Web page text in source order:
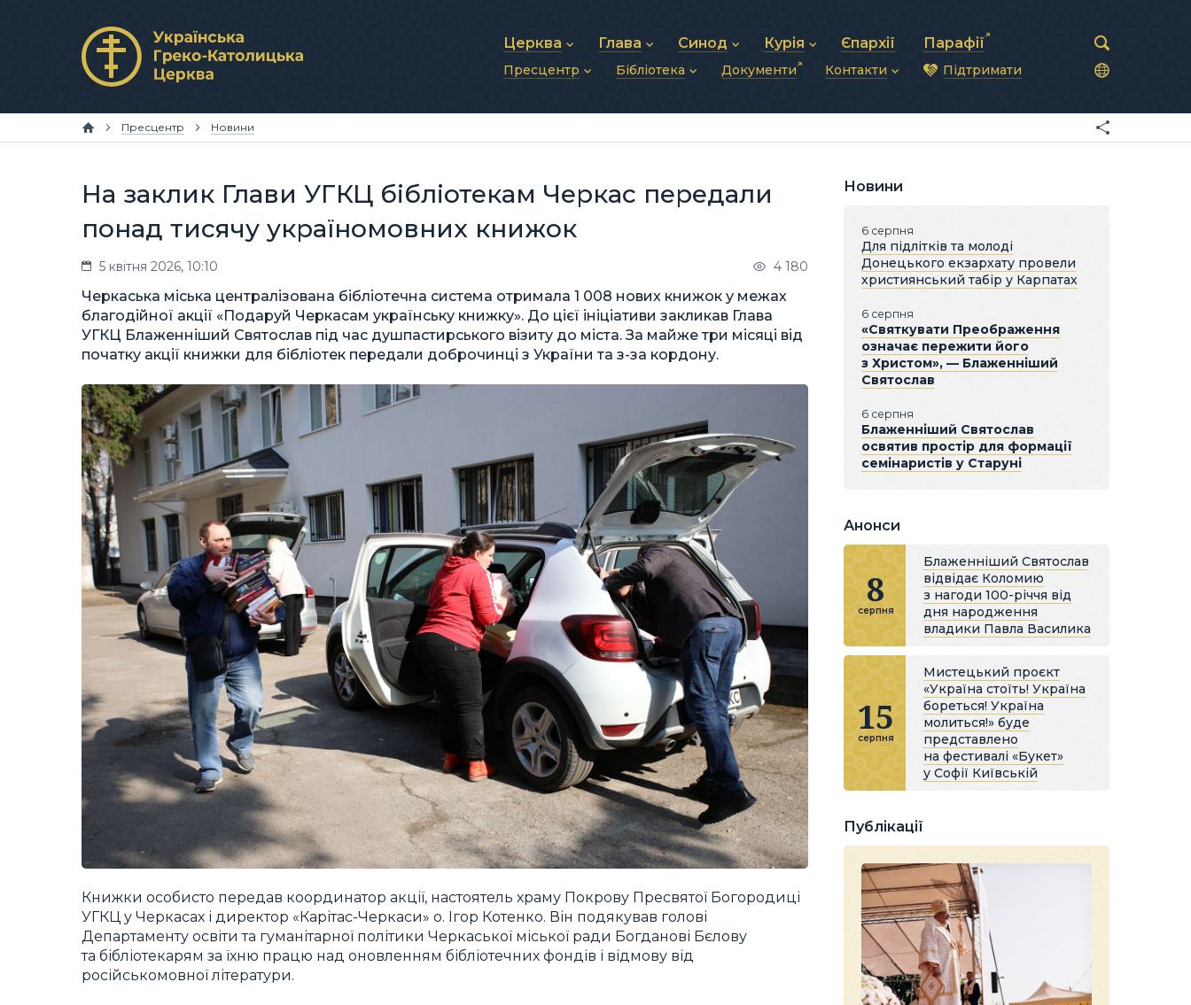
Церква
Про УГКЦ
Структура УГКЦ
Глава
Блаженніший Святослав
Фотографії
Синод
Синод Єпископів
Митрополичі Синоди
Курія
Душпастирська рада
Зв’язки та комунікації
Єпархії Парафії
Пресцентр
Публікації
Фото та відео
Бібліотека
Молитви
Документи Контакти
Синоди Єпископів
Патріарша курія
Підтримати
Пресцентр Новини
На заклик Глави УГКЦ бібліотекам Черкас передали
понад тисячу україномовних книжок
5 квітня 2026, 10:10 4 180
Черкаська міська централізована бібліотечна система отримала 1 008 нових книжок у межах
благодійної акції «Подаруй Черкасам українську книжку». До цієї ініціативи закликав Глава
УГКЦ Блаженніший Святослав під час душпастирського візиту до міста. За майже три місяці від
початку акції книжки для бібліотек передали доброчинці з України та з-за кордону.
Книжки особисто передав координатор акції, настоятель храму Покрову Пресвятої Богородиці
УГКЦ у Черкасах і директор «Карітас-Черкаси» о. Ігор Котенко. Він подякував голові
Департаменту освіти та гуманітарної політики Черкаської міської ради Богданові Бєлову
та бібліотекарям за їхню працю над оновленням бібліотечних фондів і відмову від
російськомовної літератури.
Новини
6 серпня
Для підлітків та молоді
Донецького екзархату провели
християнський табір у Карпатах
6 серпня
«Святкувати Преображення
означає пережити його
з Христом», — Блаженніший
Святослав
6 серпня
Блаженніший Святослав
освятив простір для формації
семінаристів у Старуні
Анонси
8
серпня
Блаженніший Святослав
відвідає Коломию
з нагоди 100-річчя від
дня народження
владики Павла Василика
15
серпня
Мистецький проєкт
«Україна стоїть! Україна
бореться! Україна
молиться!» буде
представлено
на фестивалі «Букет»
у Софії Київській
Публікації